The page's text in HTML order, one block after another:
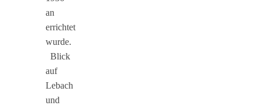
an
errichtet
wurde.
Blick
auf
Lebach
und